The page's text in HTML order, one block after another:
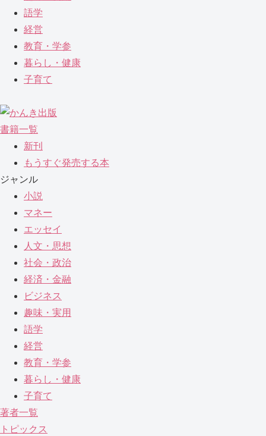
語学
経営
教育・学参
暮らし・健康
子育て
書籍一覧
新刊
もうすぐ発売する本
ジャンル
小説
マネー
エッセイ
人文・思想
社会・政治
経済・金融
ビジネス
趣味・実用
語学
経営
教育・学参
暮らし・健康
子育て
著者一覧
トピックス